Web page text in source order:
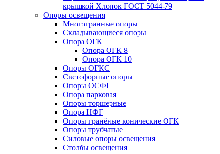
крышкой Хлопок ГОСТ 5044-79
Опоры освещения
Многогранные опоры
Складывающиеся опоры
Опора ОГК
Опора ОГК 8
Опора ОГК 10
Опоры ОГКС
Светофорные опоры
Опоры ОСФГ
Опора парковая
Опоры торшерные
Опора НФГ
Опоры гранёные конические ОГК
Опоры трубчатые
Силовые опоры освещения
Столбы освещения